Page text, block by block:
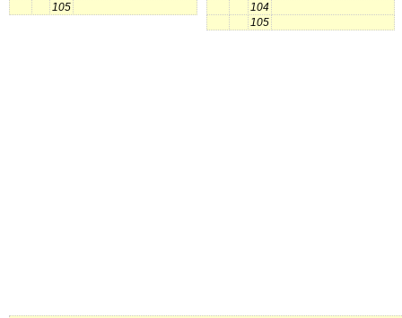
105
104
105